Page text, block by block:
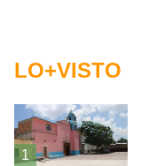
LO+VISTO
1